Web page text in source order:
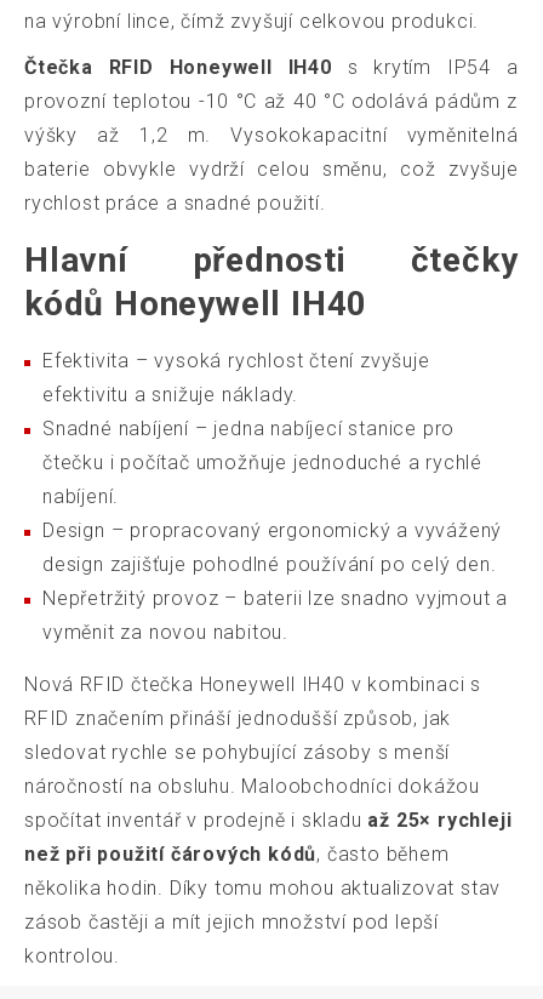
na výrobní lince, čímž zvyšují celkovou produkci.
Čtečka RFID Honeywell IH40 s krytím IP54 a
provozní teplotou -10 °C až 40 °C odolává pádům z
výšky až 1,2 m. Vysokokapacitní vyměnitelná
baterie obvykle vydrží celou směnu, což zvyšuje
rychlost práce a snadné použití.
Hlavní přednosti čtečky
kódů Honeywell IH40
Efektivita – vysoká rychlost čtení zvyšuje
efektivitu a snižuje náklady.
Snadné nabíjení – jedna nabíjecí stanice pro
čtečku i počítač umožňuje jednoduché a rychlé
nabíjení.
Design – propracovaný ergonomický a vyvážený
design zajišťuje pohodlné používání po celý den.
Nepřetržitý provoz – baterii lze snadno vyjmout a
vyměnit za novou nabitou.
Nová RFID čtečka Honeywell IH40 v kombinaci s
RFID značením přináší jednodušší způsob, jak
sledovat rychle se pohybující zásoby s menší
náročností na obsluhu. Maloobchodníci dokážou
spočítat inventář v prodejně i skladu až 25× rychleji
než při použití čárových kódů, často během
několika hodin. Díky tomu mohou aktualizovat stav
zásob častěji a mít jejich množství pod lepší
kontrolou.